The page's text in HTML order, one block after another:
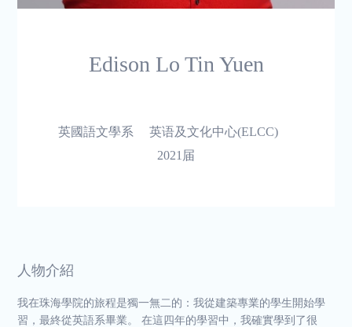
Edison Lo Tin Yuen
英國語文學系
英语及文化中心(ELCC)
2021届
人物介紹
我在珠海學院的旅程是獨一無二的：我從建築專業的學生開始學
習，最終從英語系畢業。 在這四年的學習中，我確實學到了很